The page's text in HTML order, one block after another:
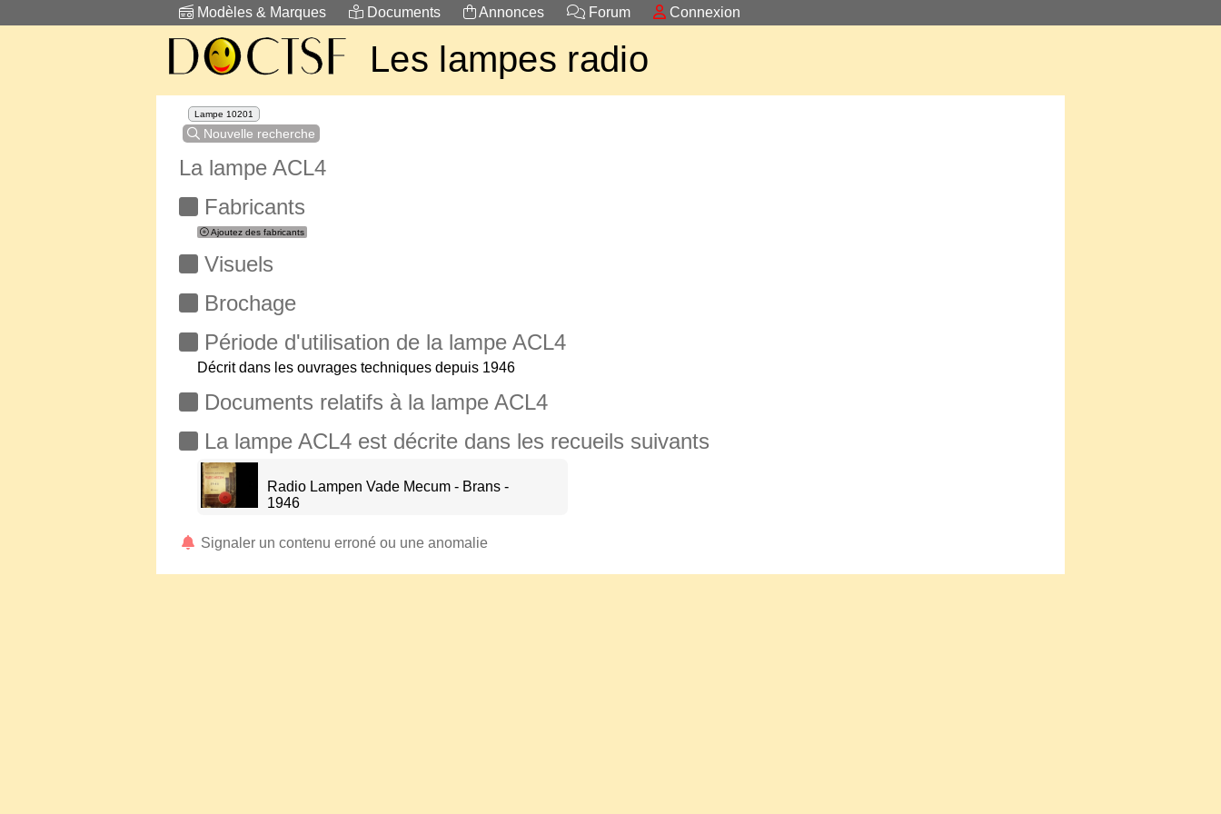
Modèles & Marques Documents Annonces Forum Connexion
Les lampes radio
Lampe 10201
Nouvelle recherche
La lampe ACL4
Fabricants
Ajoutez des fabricants
Visuels
Brochage
Période d'utilisation de la lampe ACL4
Décrit dans les ouvrages techniques depuis 1946
Documents relatifs à la lampe ACL4
La lampe ACL4 est décrite dans les recueils suivants
Radio Lampen Vade Mecum - Brans -
1946
Signaler un contenu erroné ou une anomalie